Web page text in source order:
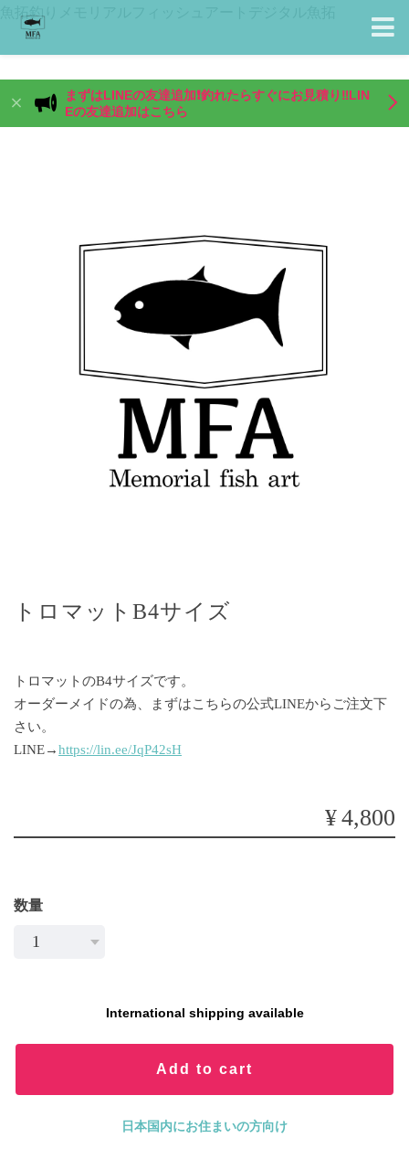
魚拓釣りメモリアルフィッシュアートデジタル魚拓
まずはLINEの友達追加❗️釣れたらすぐにお見積り‼️LIN
Eの友達追加はこちら
トロマットB4サイズ
トロマットのB4サイズです。
オーダーメイドの為、まずはこちらの公式LINEからご注文下
さい。
LINE→https://lin.ee/JqP42sH
¥4,800
数量
International shipping available
Add to cart
日本国内にお住まいの方向け